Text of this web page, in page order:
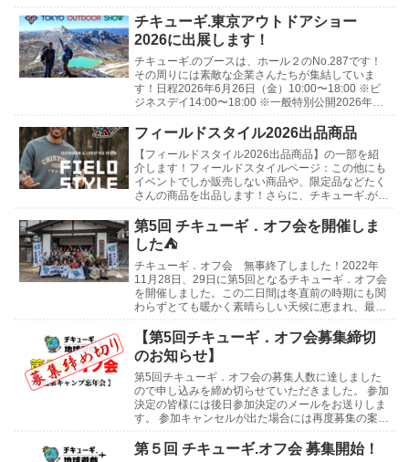
チキューギ.東京アウトドアショー
2026に出展します！
チキューギ.のブースは、ホール２のNo.287です！
その周りには素敵な企業さんたちが集結していま
す！日程2026年6月26日（金）10:00〜18:00 ※ビ
ジネスデイ14:00〜18:00 ※一般特別公開2026年6
フィールドスタイル2026出品商品
【フィールドスタイル2026出品商品】の一部を紹
介します！フィールドスタイルページ：この他にも
イベントでしか販売しない商品や、限定品などたく
さんの商品を出品します！さらに、チキューギ.が使
などの...
第5回 チキューギ．オフ会を開催しま
した⛺
チキューギ．オフ会 無事終了しました！2022年
11月28日、29日に第5回となるチキューギ．オフ会
を開催しました。この二日間は冬直前の時期にも関
わらずとても暖かく素晴らしい天候に恵まれ、最高
「...
【第5回チキューギ．オフ会募集締切
のお知らせ】
第5回チキューギ．オフ会の募集人数に達しました
ので申し込みを締め切らせていただきました。 参加
決定の皆様には後日参加決定のメールをお送りしま
す。 参加キャンセルが出た場合には再度募集の案内
第4回...
第５回 チキューギ.オフ会 募集開始！